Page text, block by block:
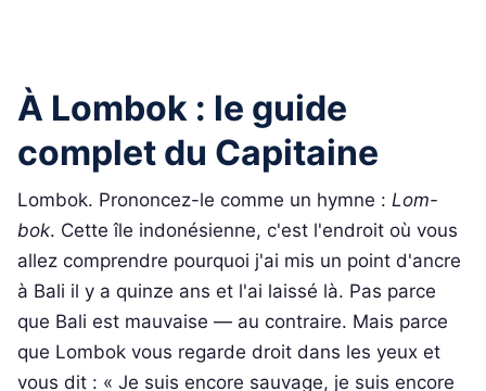
À Lombok : le guide
complet du Capitaine
Lombok. Prononcez-le comme un hymne : Lom-
bok. Cette île indonésienne, c'est l'endroit où vous
allez comprendre pourquoi j'ai mis un point d'ancre
à Bali il y a quinze ans et l'ai laissé là. Pas parce
que Bali est mauvaise — au contraire. Mais parce
que Lombok vous regarde droit dans les yeux et
vous dit : « Je suis encore sauvage, je suis encore